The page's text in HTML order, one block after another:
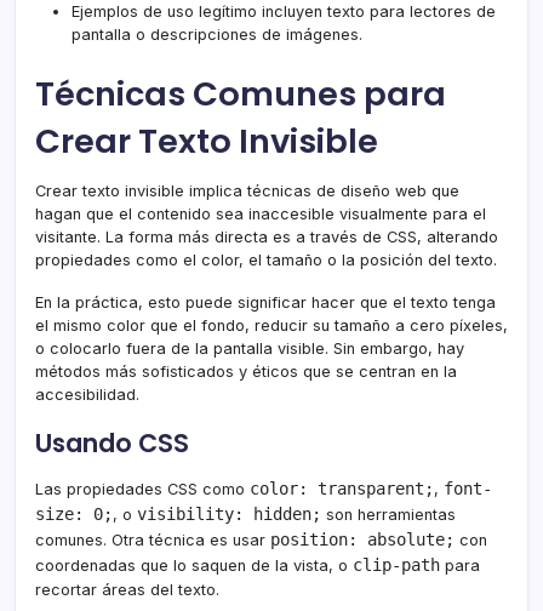
Ejemplos de uso legítimo incluyen texto para lectores de
pantalla o descripciones de imágenes.
Técnicas Comunes para
Crear Texto Invisible
Crear texto invisible implica técnicas de diseño web que
hagan que el contenido sea inaccesible visualmente para el
visitante. La forma más directa es a través de CSS, alterando
propiedades como el color, el tamaño o la posición del texto.
En la práctica, esto puede significar hacer que el texto tenga
el mismo color que el fondo, reducir su tamaño a cero píxeles,
o colocarlo fuera de la pantalla visible. Sin embargo, hay
métodos más sofisticados y éticos que se centran en la
accesibilidad.
Usando CSS
Las propiedades CSS como color: transparent; , font-
size: 0; , o visibility: hidden; son herramientas
comunes. Otra técnica es usar position: absolute; con
coordenadas que lo saquen de la vista, o clip-path para
recortar áreas del texto.